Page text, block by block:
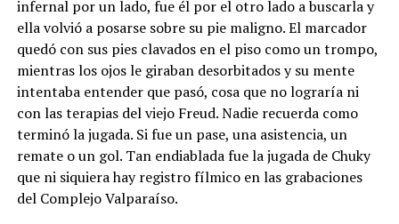
infernal por un lado, fue él por el otro lado a buscarla y
ella volvió a posarse sobre su pie maligno. El marcador
quedó con sus pies clavados en el piso como un trompo,
mientras los ojos le giraban desorbitados y su mente
intentaba entender que pasó, cosa que no lograría ni
con las terapias del viejo Freud. Nadie recuerda como
terminó la jugada. Si fue un pase, una asistencia, un
remate o un gol. Tan endiablada fue la jugada de Chuky
que ni siquiera hay registro fílmico en las grabaciones
del Complejo Valparaíso.